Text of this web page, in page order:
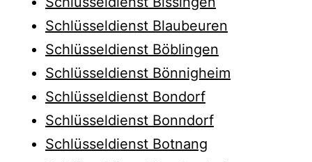
Schlüsseldienst Blaubeuren
Schlüsseldienst Böblingen
Schlüsseldienst Bönnigheim
Schlüsseldienst Bondorf
Schlüsseldienst Bonndorf
Schlüsseldienst Botnang